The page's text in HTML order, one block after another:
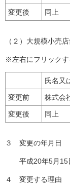
変更後 同上
（２）大規模小売
※左右にフリックす
氏名又
変更前 株式会
変更後 同上
３ 変更の年月日
平成20年5月15
４ 変更する理由